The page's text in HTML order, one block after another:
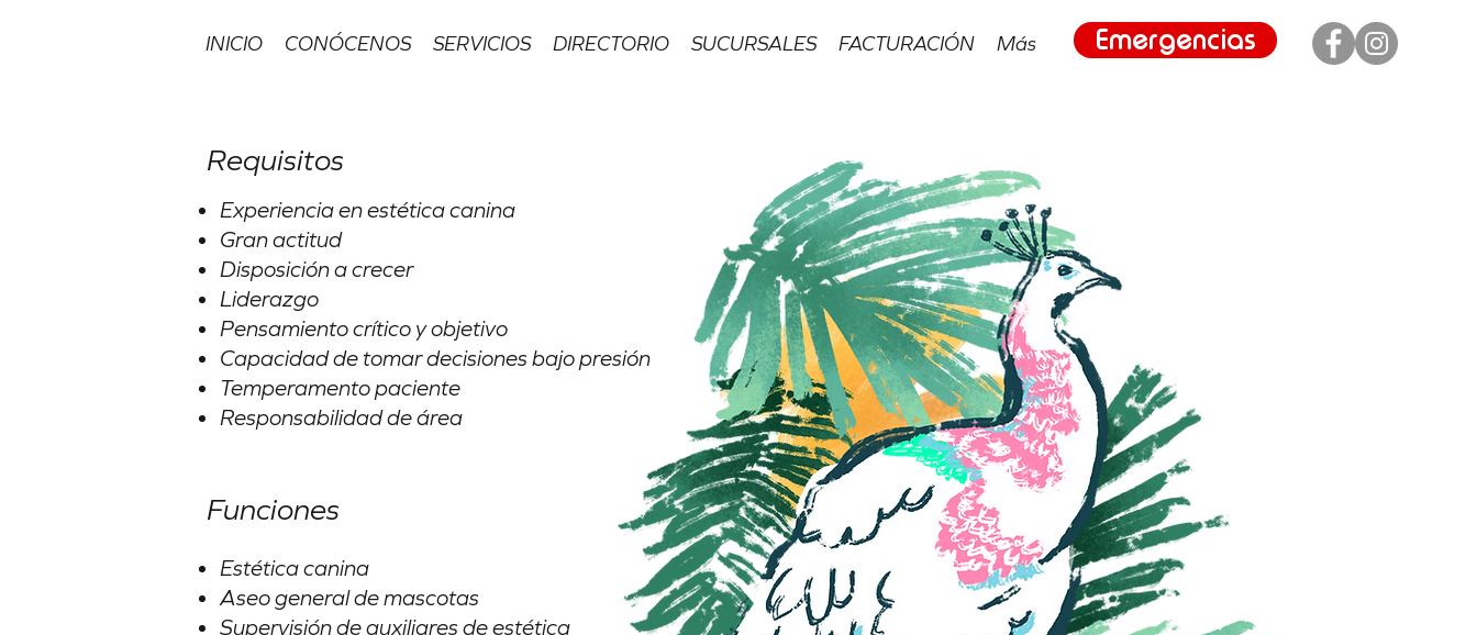
INICIO CONÓCENOS SERVICIOS DIRECTORIO SUCURSALES FACTURACIÓN Más Emergencias
Requisitos
Experiencia en estética canina
Gran actitud
Disposición a crecer
Liderazgo
Pensamiento crítico y objetivo
Capacidad de tomar decisiones bajo presión
Temperamento paciente
Responsabilidad de área
Funciones
Estética canina
Aseo general de mascotas
Supervisión de auxiliares de estética